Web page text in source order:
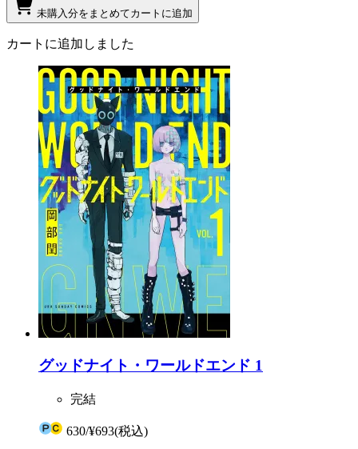
未購入分をまとめてカートに追加
カートに追加しました
グッドナイト・ワールドエンド 1
完結
630/¥693(税込)